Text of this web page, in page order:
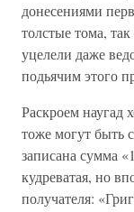
донесениями
толстые тома,
уцелели даже
подьячим этого
Раскроем наугад
тоже могут быть
записана сумма
кудреватая, но
получателя: